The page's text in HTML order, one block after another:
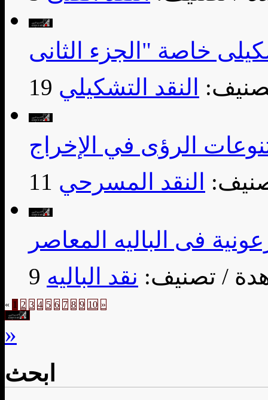
النقد التشكيلي
الرؤى في الإخراج
النقد المسرحي
/ تصنيف: نقد الباليه
« 1 2 3 4 5 6 7 8 9 10 »
»
ابحث